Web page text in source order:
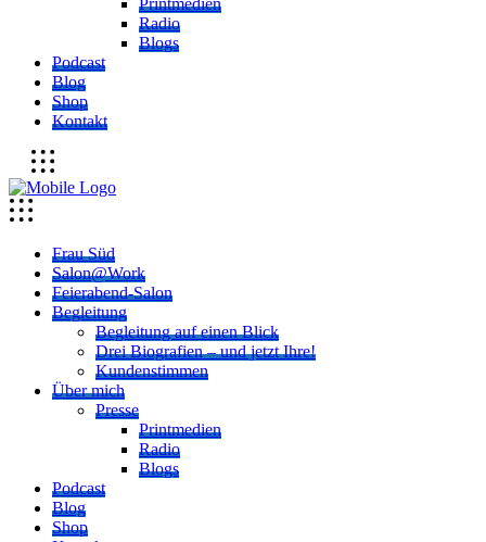
Printmedien
Radio
Blogs
Podcast
Blog
Shop
Kontakt
Frau Süd
Salon@Work
Feierabend-Salon
Begleitung
Begleitung auf einen Blick
Drei Biografien – und jetzt Ihre!
Kundenstimmen
Über mich
Presse
Printmedien
Radio
Blogs
Podcast
Blog
Shop